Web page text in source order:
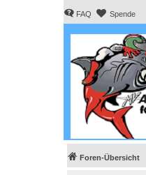
FAQ Spende
Foren-Übersicht